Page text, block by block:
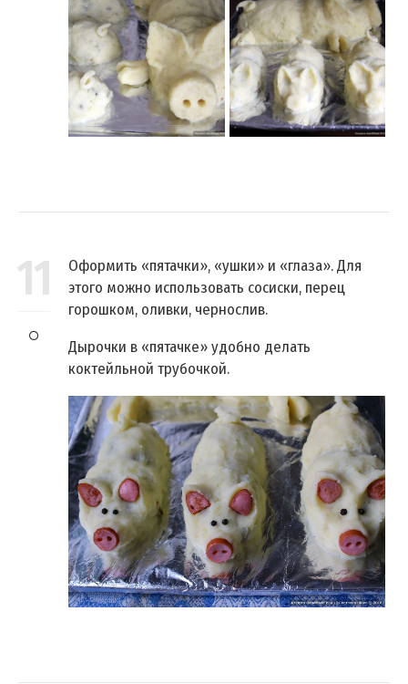
11
Оформить «пятачки», «ушки» и «глаза». Для
этого можно использовать сосиски, перец
горошком, оливки, чернослив.
Дырочки в «пятачке» удобно делать
коктейльной трубочкой.